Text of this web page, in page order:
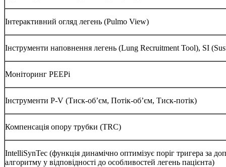
Інтерактивний огляд легень (Pulmo View)
Інструменти наповнення легень (Lung Recruitment Tool), SI
Моніторинг PEEPi
Інструменти P-V (Тиск-об’єм, Потік-об’єм, Тиск-потік)
Компенсація опору трубки (TRC)
IntelliSynTec (функція динамічно оптимізує поріг тригера за
алгоритму у відповідності до особливостей легень пацієнта)